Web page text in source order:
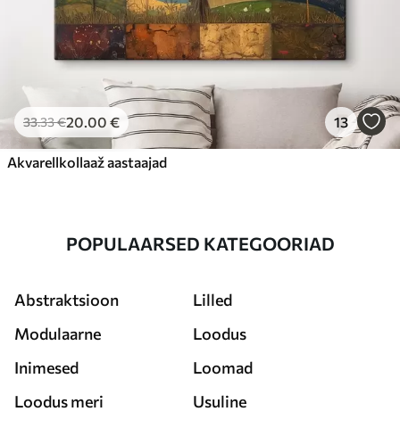
33.33€20.00 € 13
Akvarellkollaaž aastaajad
POPULAARSED KATEGOORIAD
Abstraktsioon
Lilled
Modulaarne
Loodus
Inimesed
Loomad
Loodus meri
Usuline